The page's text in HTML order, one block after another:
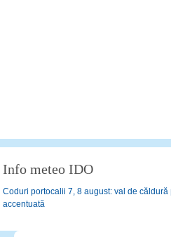
Info meteo IDO
Coduri portocalii 7, 8 august: val de
accentuată